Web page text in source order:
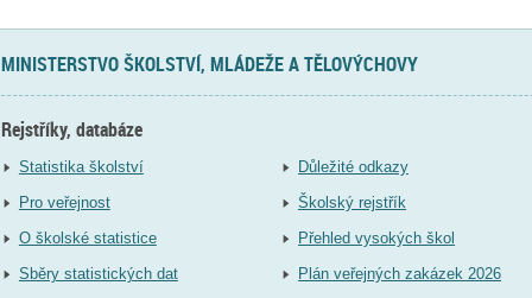
MINISTERSTVO ŠKOLSTVÍ, MLÁDEŽE A TĚLOVÝCHOVY
Rejstříky, databáze
Statistika školství
Pro veřejnost
O školské statistice
Sběry statistických dat
Důležité odkazy
Školský rejstřík
Přehled vysokých škol
Plán veřejných zakázek 2026